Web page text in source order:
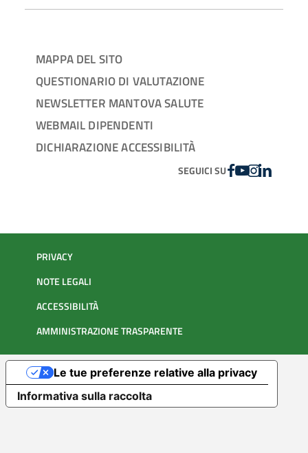
MAPPA DEL SITO
QUESTIONARIO DI VALUTAZIONE
NEWSLETTER MANTOVA SALUTE
WEBMAIL DIPENDENTI
DICHIARAZIONE ACCESSIBILITÀ
SEGUICI SUFACEBOOK
YOUTUBE
INSTAGRAM
LINKEDIN
PRIVACY
NOTE LEGALI
ACCESSIBILITÀ
AMMINISTRAZIONE TRASPARENTE
Informativa sulla raccolta
Le tue preferenze relative alla privacy